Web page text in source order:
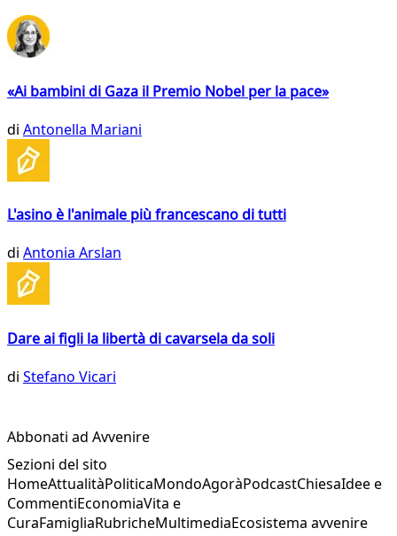
«Ai bambini di Gaza il Premio Nobel per la pace»
di Antonella Mariani
L'asino è l'animale più francescano di tutti
di Antonia Arslan
Dare ai figli la libertà di cavarsela da soli
di Stefano Vicari
Abbonati ad Avvenire
Sezioni del sito
HomeAttualitàPoliticaMondoAgoràPodcastChiesaIdee e
CommentiEconomiaVita e
CuraFamigliaRubricheMultimediaEcosistema avvenire